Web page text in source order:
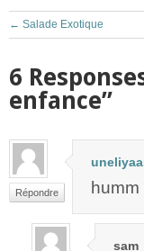
← Salade Exotique
6
enfance”
Répondre
sam